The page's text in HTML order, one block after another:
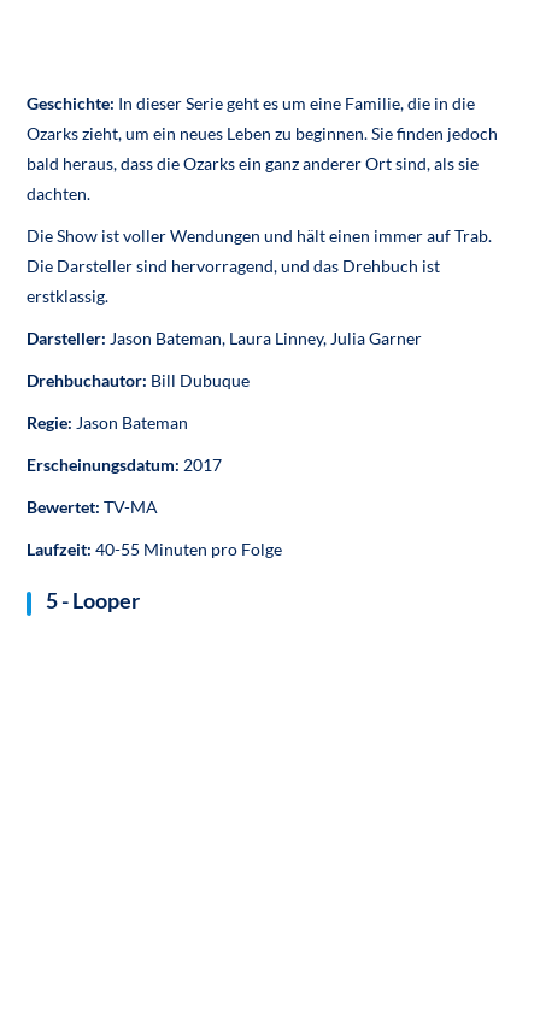
Geschichte: In dieser Serie geht es um eine Familie, die in die
Ozarks zieht, um ein neues Leben zu beginnen. Sie finden jedoch
bald heraus, dass die Ozarks ein ganz anderer Ort sind, als sie
dachten.
Die Show ist voller Wendungen und hält einen immer auf Trab.
Die Darsteller sind hervorragend, und das Drehbuch ist
erstklassig.
Darsteller: Jason Bateman, Laura Linney, Julia Garner
Drehbuchautor: Bill Dubuque
Regie: Jason Bateman
Erscheinungsdatum: 2017
Bewertet:TV-MA
Laufzeit:40-55 Minuten pro Folge
5 - Looper